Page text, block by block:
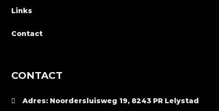
Links
Contact
CONTACT
Adres: Noordersluisweg 19, 8243 PR Lelystad